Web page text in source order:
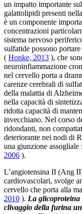
un impatto importante
galattolipidi presenti
è un componente
concentrazioni
sistema nervoso
sulfatide possono
( Honke, 2013 ), che
neuroinfiammazione
nel cervello porta a
carenze cerebrali di
della malattia di
nella capacità di
ridotta capacità di
invecchiano. Nel corso
ridondanti, non
deteriorante nei nodi di
una giunzione
2006 ).
L’angiotensina II (Ang
cardiovascolari, svolge
cervello che porta alla
2010 ). La glicoproteina
clivaggio della furina